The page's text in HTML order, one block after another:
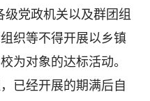
党政机关以及群团组
织等不得开展以乡镇
为对象的达标活动。
已经开展的期满后自